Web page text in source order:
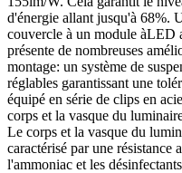
d'énergie allant jusqu'à 68%.
couvercle à un module àLED
présente de nombreuses
montage: un système de
réglables garantissant une
équipé en série de clips en
corps et la vasque du
Le corps et la vasque du
caractérisé par une résistance
l'ammoniac et les